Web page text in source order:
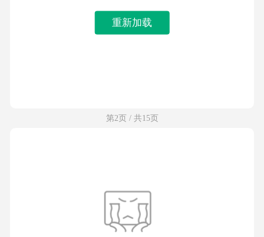
重新加载
第2页 / 共15页